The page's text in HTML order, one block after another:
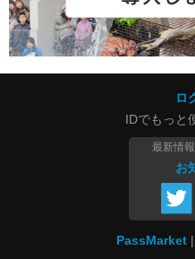
ロ
IDでもっと
最新情
お
PassMarket